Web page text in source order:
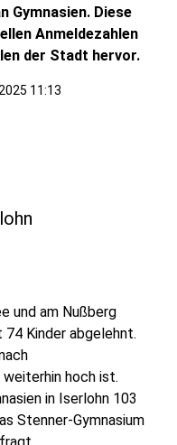
Gymnasien. Diese
Anmeldezahlen
der Stadt hervor.
11:13
und am Nußberg
74 Kinder abgelehnt.
hoch ist.
in Iserlohn 103
Stenner-Gymnasium